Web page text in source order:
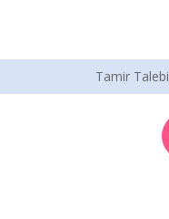
Tamir Talebi